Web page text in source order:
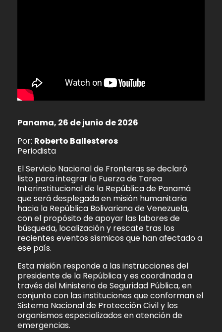
Panama, 26 de junio de 2026
Por: Roberto Ballesteros
Periodista
El Servicio Nacional de Fronteras se declaró
listo para integrar la Fuerza de Tarea
Interinstitucional de la República de Panamá
que será desplegada en misión humanitaria
hacia la República Bolivariana de Venezuela,
con el propósito de apoyar las labores de
búsqueda, localización y rescate tras los
recientes eventos sísmicos que han afectado a
ese país.
Esta misión responde a las instrucciones del
presidente de la República y es coordinada a
través del Ministerio de Seguridad Pública, en
conjunto con las instituciones que conforman el
Sistema Nacional de Protección Civil y los
organismos especializados en atención de
emergencias.